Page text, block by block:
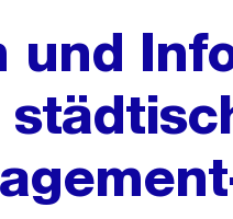
und